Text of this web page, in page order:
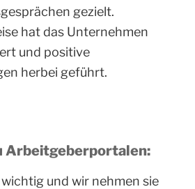
gezielt.
hat das Unternehmen
und positive
herbei geführt.
Arbeitgeberportalen:
und wir nehmen sie